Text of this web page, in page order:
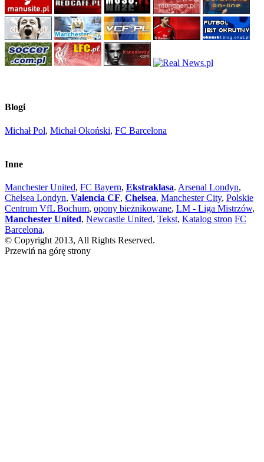
Blogi
Michał Pol, Michał Okoński, FC Barcelona
Inne
Manchester United, FC Bayern, Ekstraklasa. Arsenal Londyn,
Chelsea Londyn, Valencia CF, Chelsea, Manchester City, Polskie
Centrum VfL Bochum, opony bieżnikowane, LM - Liga Mistrzów,
Manchester United, Newcastle United, Tekst, Katalog stron FC
Barcelona,
© Copyright 2013, All Rights Reserved.
Przewiń na górę strony